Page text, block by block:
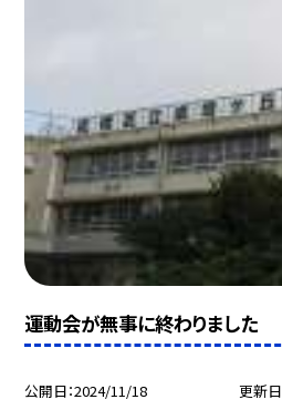
運動会が無事に終わりました
公開日 2024/11/18 更新日